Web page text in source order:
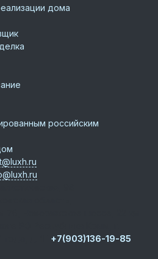
дома
российским
+7(903)136-19-85